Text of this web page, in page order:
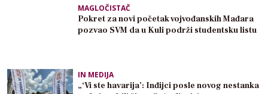
MAGLOČISTAČ
Pokret za novi početak vojvođanskih Mađara
pozvao SVM da u Kuli podrži studentsku listu
IN MEDIJA
„‘Vi ste havarija’: Inđijci posle novog nestanka